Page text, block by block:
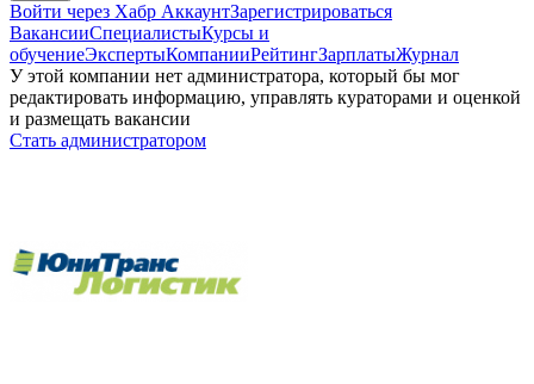
Войти через Хабр АккаунтЗарегистрироваться
ВакансииСпециалистыКурсы и
обучениеЭкспертыКомпанииРейтингЗарплатыЖурнал
У этой компании нет администратора, который бы мог
редактировать информацию, управлять кураторами и оценкой
и размещать вакансии
Стать администратором